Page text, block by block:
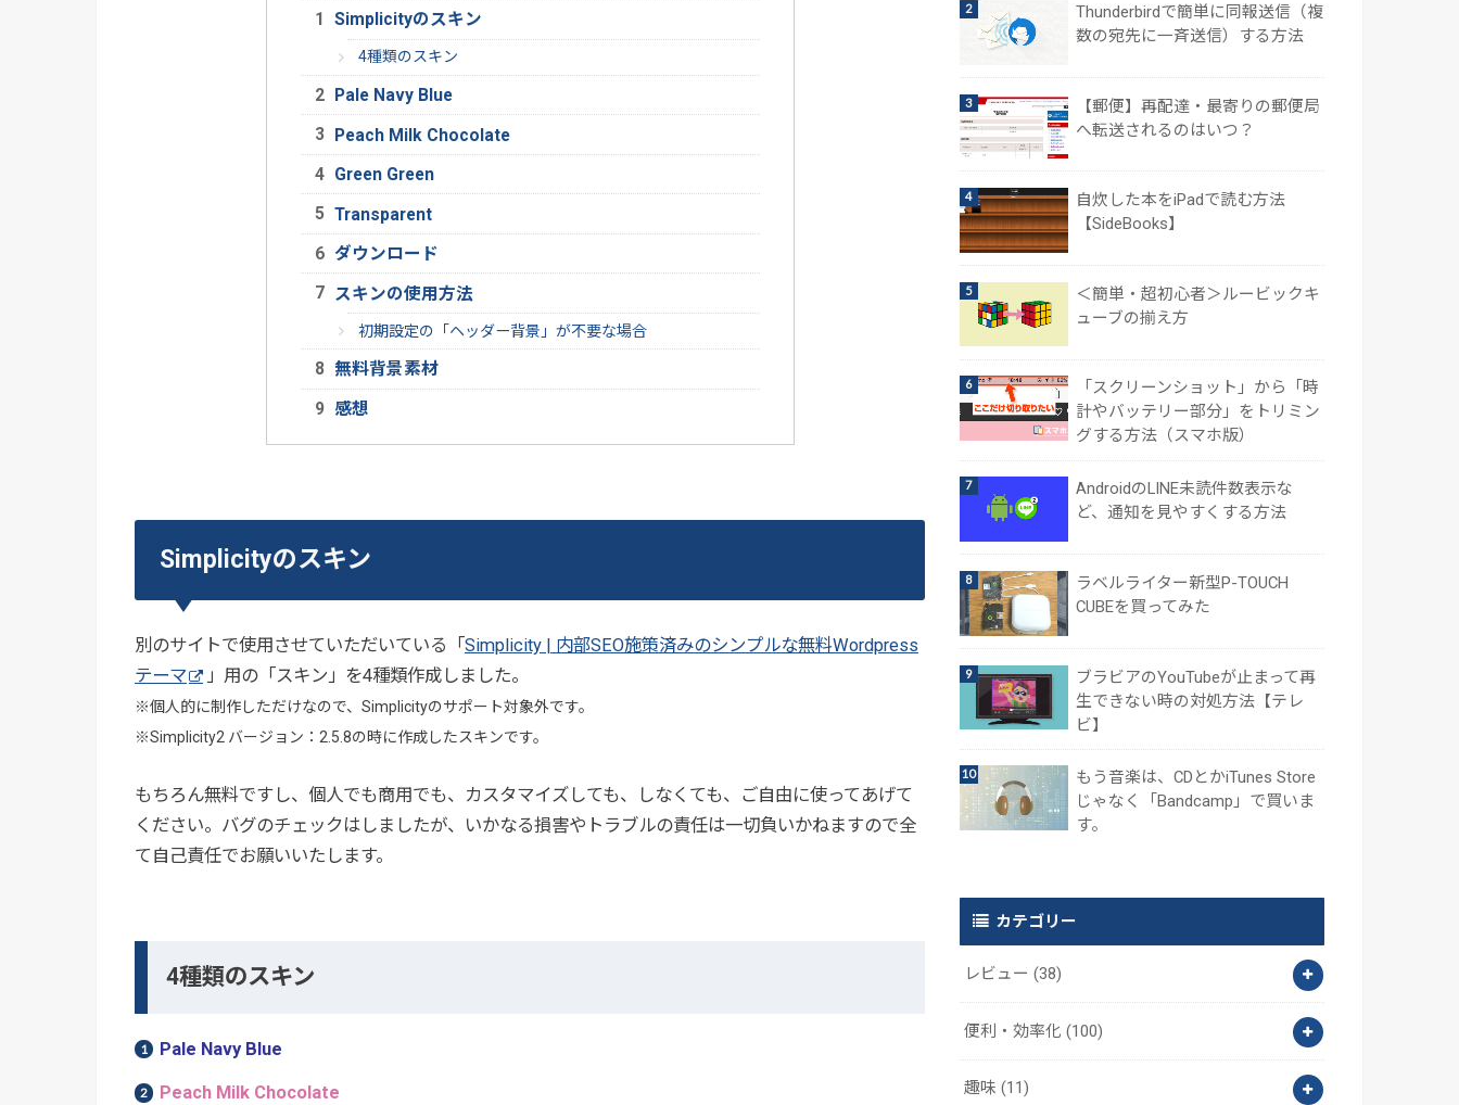
Simplicityのスキン
4種類のスキン
Pale Navy Blue
Peach Milk Chocolate
Green Green
Transparent
ダウンロード
スキンの使用方法
初期設定の「ヘッダー背景」が不要な場合
無料背景素材
感想
Simplicityのスキン
別のサイトで使用させていただいている「Simplicity | 内部SEO施策済みのシンプルな無料Wordpress
テーマ
」用の「スキン」を4種類作成しました。
※個人的に制作しただけなので、Simplicityのサポート対象外です。
※Simplicity2 バージョン：2.5.8の時に作成したスキンです。
もちろん無料ですし、個人でも商用でも、カスタマイズしても、しなくても、ご自由に使ってあげて
ください。バグのチェックはしましたが、いかなる損害やトラブルの責任は一切負いかねますので全
て自己責任でお願いいたします。
4種類のスキン
Pale Navy Blue
Peach Milk Chocolate
Thunderbirdで簡単に同報送信（複
数の宛先に一斉送信）する方法
【郵便】再配達・最寄りの郵便局
へ転送されるのはいつ？
自炊した本をiPadで読む方法
【SideBooks】
＜簡単・超初心者＞ルービックキ
ューブの揃え方
「スクリーンショット」から「時
計やバッテリー部分」をトリミン
グする方法（スマホ版）
AndroidのLINE未読件数表示な
ど、通知を見やすくする方法
ラベルライター新型P-TOUCH
CUBEを買ってみた
ブラビアのYouTubeが止まって再
生できない時の対処方法【テレ
ビ】
もう音楽は、CDとかiTunes Store
じゃなく「Bandcamp」で買いま
す。
カテゴリー
レビュー(38)
便利・効率化(100)
趣味(11)